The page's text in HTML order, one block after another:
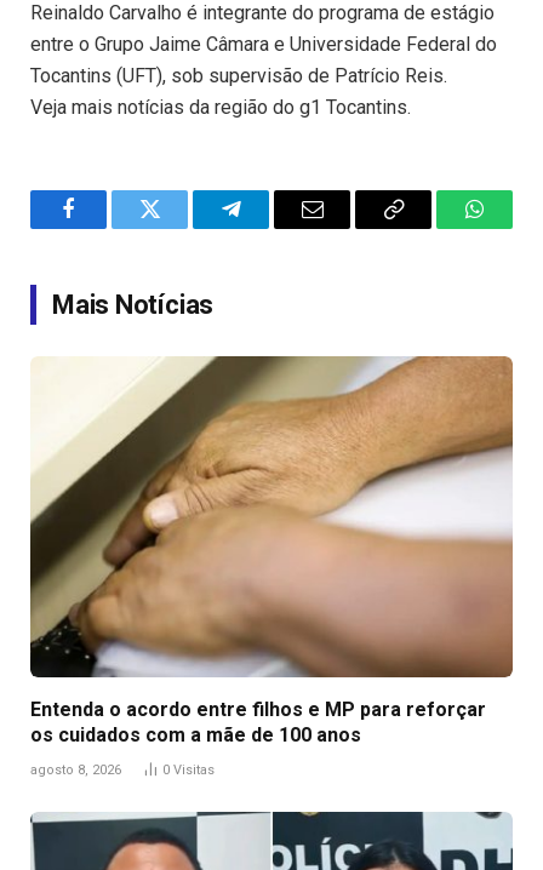
Reinaldo Carvalho é integrante do programa de estágio
entre o Grupo Jaime Câmara e Universidade Federal do
Tocantins (UFT), sob supervisão de Patrício Reis.
Veja mais notícias da região do g1 Tocantins.
FacebookTwitter TelegramEmail
Copy
Mais Notícias
Entenda o acordo entre filhos e MP para reforçar
os cuidados com a mãe de 100 anos
agosto 8, 2026 0 Visitas